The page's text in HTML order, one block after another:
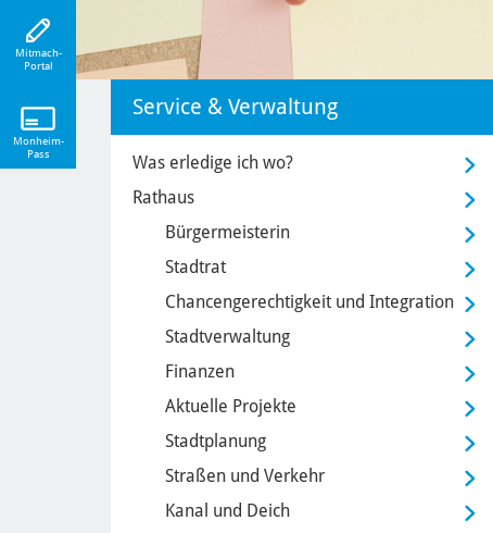
Service & Verwaltung
Was erledige ich wo?
Rathaus
Bürgermeisterin
Stadtrat
Chancengerechtigkeit und Integration
Stadtverwaltung
Finanzen
Aktuelle Projekte
Stadtplanung
Straßen und Verkehr
Kanal und Deich
Mitmach-
Portal
Monheim-
Pass